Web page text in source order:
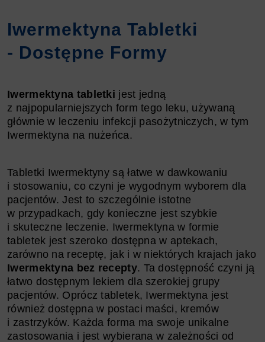
Iwermektyna Tabletki
- Dostępne Formy
Iwermektyna tabletki jest jedną
z najpopularniejszych form tego leku, używaną
głównie w leczeniu infekcji pasożytniczych, w tym
Iwermektyna na nużeńca.
Tabletki Iwermektyny są łatwe w dawkowaniu
i stosowaniu, co czyni je wygodnym wyborem dla
pacjentów. Jest to szczególnie istotne
w przypadkach, gdy konieczne jest szybkie
i skuteczne leczenie. Iwermektyna w formie
tabletek jest szeroko dostępna w aptekach,
zarówno na receptę, jak i w niektórych krajach jako
Iwermektyna bez recepty. Ta dostępność czyni ją
łatwo dostępnym lekiem dla szerokiej grupy
pacjentów. Oprócz tabletek, Iwermektyna jest
również dostępna w postaci maści, kremów
i zastrzyków. Każda forma ma swoje unikalne
zastosowania i jest wybierana w zależności od